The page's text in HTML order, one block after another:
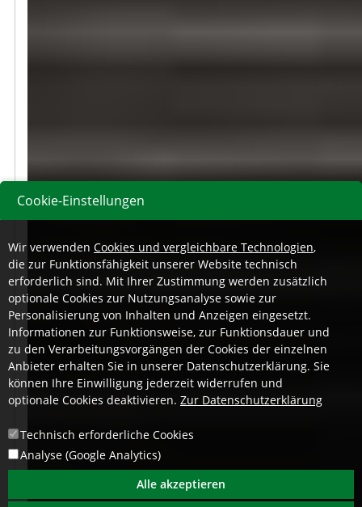
Cookie-Einstellungen
Wir verwenden Cookies und vergleichbare Technologien,
die zur Funktionsfähigkeit unserer Website technisch
erforderlich sind. Mit Ihrer Zustimmung werden zusätzlich
optionale Cookies zur Nutzungsanalyse sowie zur
Personalisierung von Inhalten und Anzeigen eingesetzt.
Informationen zur Funktionsweise, zur Funktionsdauer und
zu den Verarbeitungsvorgängen der Cookies der einzelnen
Anbieter erhalten Sie in unserer Datenschutzerklärung. Sie
können Ihre Einwilligung jederzeit widerrufen und
optionale Cookies deaktivieren. Zur Datenschutzerklärung
Technisch erforderliche Cookies
Analyse (Google Analytics)
Alle akzeptieren